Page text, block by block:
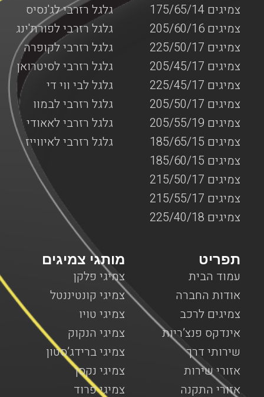
גלגל רזרבי לג'נסיס
גלגל רזרבי לפורת'ינג
גלגל רזרבי לקופרה
גלגל רזרבי לסיטרואן
גלגל לבי ווי די
גלגל רזרבי לבמוו
גלגל רזרבי לאאודי
גלגל רזרבי לאיווייז
צמיגים 175/65/14
צמיגים 205/60/16
צמיגים 225/50/17
צמיגים 205/45/17
צמיגים 225/45/17
צמיגים 205/50/17
צמיגים 205/55/19
צמיגים 185/65/15
צמיגים 185/60/15
צמיגים 215/50/17
צמיגים 215/55/17
צמיגים 225/40/18
מותגי צמיגים
צמיגי פלקן
צמיגי קונטיננטל
צמיגי טויו
צמיגי הנקוק
צמיגי ברידג’סטון
צמיגי נקסן
צמיגי פרוד
תפריט
עמוד הבית
אודות החברה
צמיגים לרכב
אינדקס פנצ’ריות
שירותי דרך
אזורי שירות
אזורי התקנה